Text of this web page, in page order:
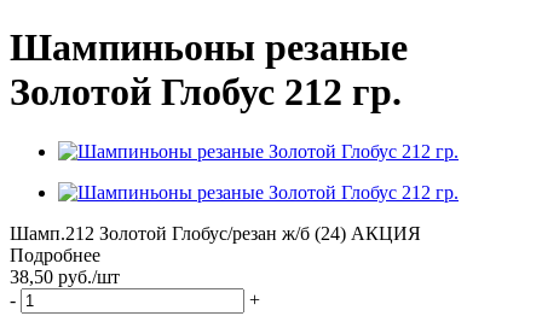
Шампиньоны резаные
Золотой Глобус 212 гр.
Шамп.212 Золотой Глобус/резан ж/б (24) АКЦИЯ
Подробнее
38,50 руб./шт
-
+